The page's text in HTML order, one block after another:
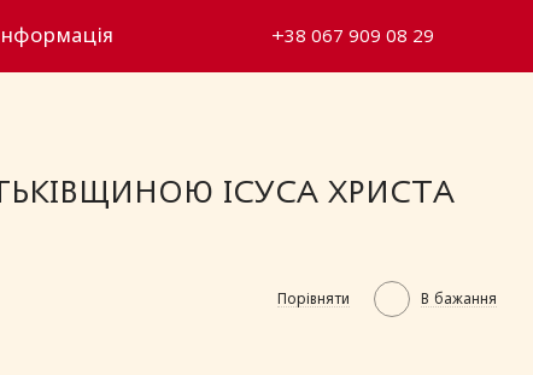
+38 067 909 08 29
ІСУСА ХРИСТА
Порівняти В бажання